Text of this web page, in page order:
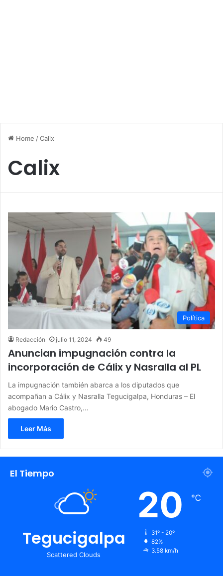
Home /Calix
Calix
Política
Redacción julio 11, 2024 49
Anuncian impugnación contra la
incorporación de Cálix y Nasralla al PL
La impugnación también abarca a los diputados que
acompañan a Cálix y Nasralla Tegucigalpa, Honduras – El
abogado Mario Castro,…
Leer Más
El Tiempo
Tegucigalpa
Scattered Clouds
20 ℃
31º - 20º
82%
3.58 km/h